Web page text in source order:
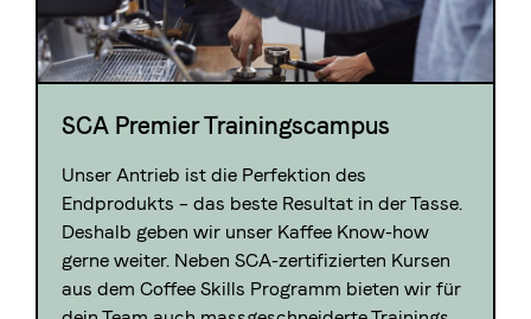
SCA Premier Trainingscampus
Unser Antrieb ist die Perfektion des
Endprodukts – das beste Resultat in der Tasse.
Deshalb geben wir unser Kaffee Know-how
gerne weiter. Neben SCA-zertifizierten Kursen
aus dem Coffee Skills Programm bieten wir für